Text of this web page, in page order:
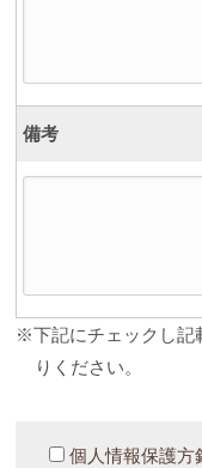
備考
※下記にチェックし記
りください。
個人情報保護方